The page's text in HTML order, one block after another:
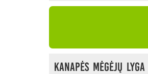
Kanapės mėgėjų